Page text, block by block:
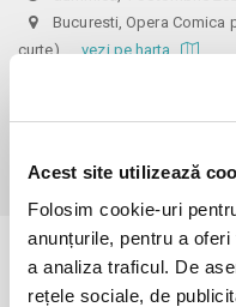
Acest site utilizează
Folosim cookie-uri
anunțurile, pentru a
a analiza traficul. De
rețele sociale, de
Bucuresti, Opera Comica
curte)vezi pe harta
Biletele comandate pe
spectacol, se vor achita/ridica
online care este neridicata/